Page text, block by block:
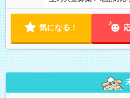
気になる！